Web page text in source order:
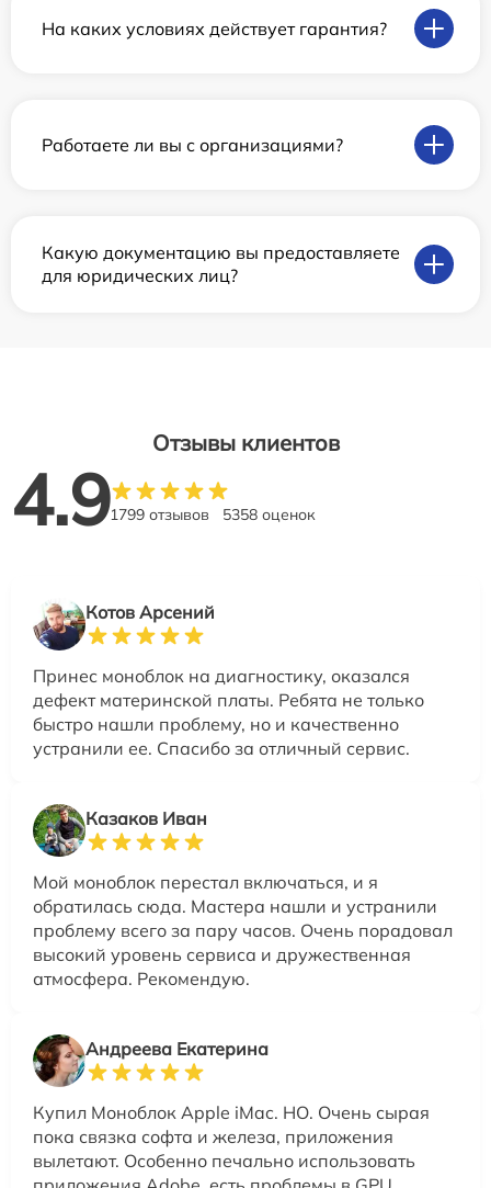
На каких условиях действует гарантия?
Работаете ли вы с организациями?
Какую документацию вы предоставляете
для юридических лиц?
Отзывы клиентов
4.91799 отзывов 5358 оценок
Котов Арсений
Принес моноблок на диагностику, оказался
дефект материнской платы. Ребята не только
быстро нашли проблему, но и качественно
устранили ее. Спасибо за отличный сервис.
Казаков Иван
Мой моноблок перестал включаться, и я
обратилась сюда. Мастера нашли и устранили
проблему всего за пару часов. Очень порадовал
высокий уровень сервиса и дружественная
атмосфера. Рекомендую.
Андреева Екатерина
Купил Моноблок Apple iMac. НО. Очень сырая
пока связка софта и железа, приложения
вылетают. Особенно печально использовать